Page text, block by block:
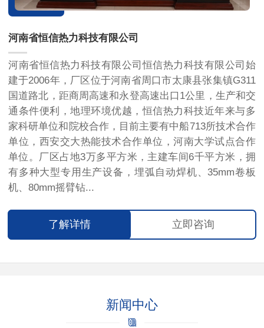
河南省恒信热力科技有限公司
河南省恒信热力科技有限公司恒信热力科技有限公司始
建于2006年，厂区位于河南省周口市太康县张集镇G311
国道路北，距商周高速和永登高速出口1公里，生产和交
通条件便利，地理环境优越，恒信热力科技近年来与多
家科研单位和院校合作，目前主要有中船713所技术合作
单位，西安交大热能技术合作单位，河南大学试点合作
单位。厂区占地3万多平方米，主建车间6千平方米，拥
有多种大型专用生产设备，埋弧自动焊机、35mm卷板
机、80mm摇臂钻...
了解详情 立即咨询
新闻中心